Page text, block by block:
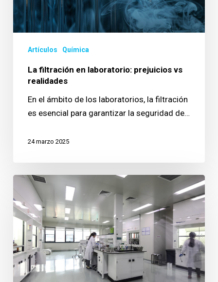
Artículos Química
La filtración en laboratorio: prejuicios vs
realidades
En el ámbito de los laboratorios, la filtración
es esencial para garantizar la seguridad de…
24 marzo 2025
futuro
de
los
laboratorios:
flexibilidad,
movilidad
y